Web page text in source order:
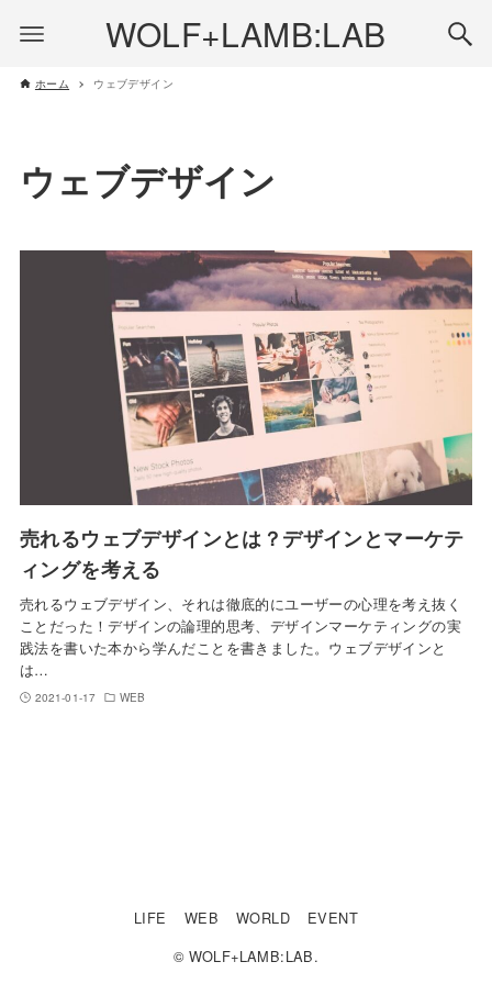
WOLF+LAMB:LAB
ホーム ウェブデザイン
ウェブデザイン
売れるウェブデザインとは？デザインとマーケテ
ィングを考える
売れるウェブデザイン、それは徹底的にユーザーの心理を考え抜く
ことだった！デザインの論理的思考、デザインマーケティングの実
践法を書いた本から学んだことを書きました。ウェブデザインと
は…
2021-01-17 WEB
LIFE WEB WORLD
EVENT
© WOLF+LAMB:LAB.